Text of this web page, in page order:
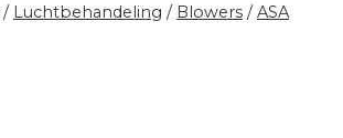
/ Luchtbehandeling / Blowers / ASA